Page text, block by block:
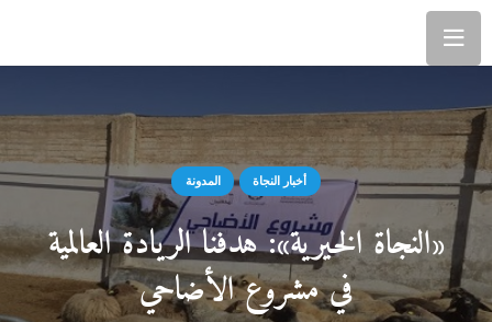
أخبار النجاة المدونة
«النجاة الخيرية»: هدفنا الريادة العالمية
في مشروع الأضاحي